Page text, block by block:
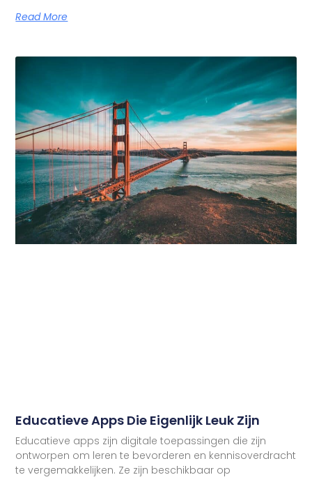
Read More
Educatieve Apps Die Eigenlijk Leuk Zijn
Educatieve apps zijn digitale toepassingen die zijn
ontworpen om leren te bevorderen en kennisoverdracht
te vergemakkelijken. Ze zijn beschikbaar op